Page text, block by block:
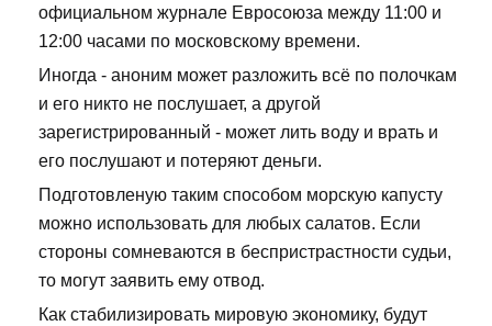
официальном журнале Евросоюза между 11:00 и
12:00 часами по московскому времени.
Иногда - аноним может разложить всё по полочкам
и его никто не послушает, а другой
зарегистрированный - может лить воду и врать и
его послушают и потеряют деньги.
Подготовленую таким способом морскую капусту
можно использовать для любых салатов. Если
стороны сомневаются в беспристрастности судьи,
то могут заявить ему отвод.
Как стабилизировать мировую экономику, будут